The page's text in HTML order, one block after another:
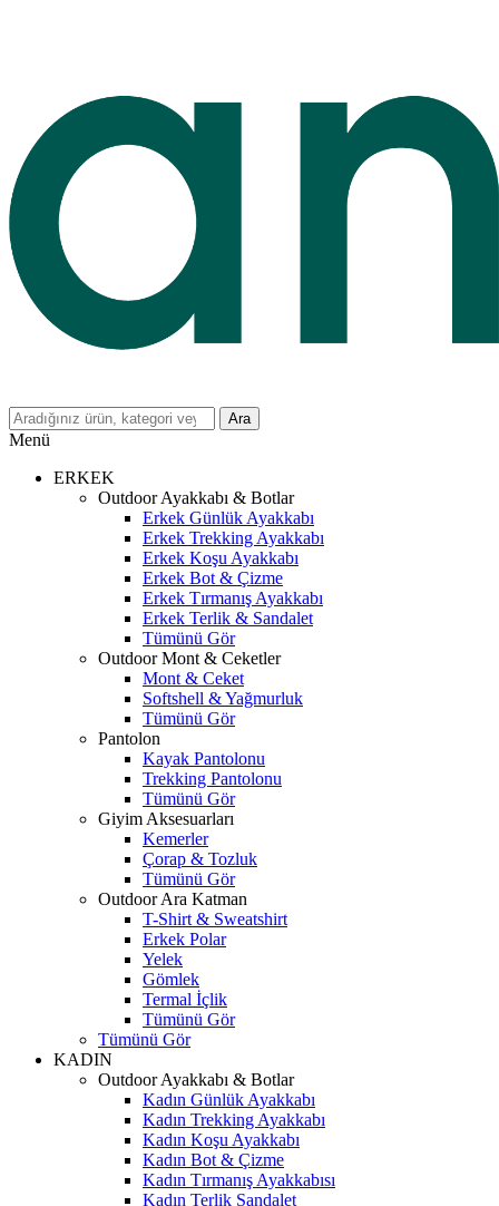
Ara
Menü
ERKEK
Outdoor Ayakkabı & Botlar
Erkek Günlük Ayakkabı
Erkek Trekking Ayakkabı
Erkek Koşu Ayakkabı
Erkek Bot & Çizme
Erkek Tırmanış Ayakkabı
Erkek Terlik & Sandalet
Tümünü Gör
Outdoor Mont & Ceketler
Mont & Ceket
Softshell & Yağmurluk
Tümünü Gör
Pantolon
Kayak Pantolonu
Trekking Pantolonu
Tümünü Gör
Giyim Aksesuarları
Kemerler
Çorap & Tozluk
Tümünü Gör
Outdoor Ara Katman
T-Shirt & Sweatshirt
Erkek Polar
Yelek
Gömlek
Termal İçlik
Tümünü Gör
Tümünü Gör
KADIN
Outdoor Ayakkabı & Botlar
Kadın Günlük Ayakkabı
Kadın Trekking Ayakkabı
Kadın Koşu Ayakkabı
Kadın Bot & Çizme
Kadın Tırmanış Ayakkabısı
Kadın Terlik Sandalet